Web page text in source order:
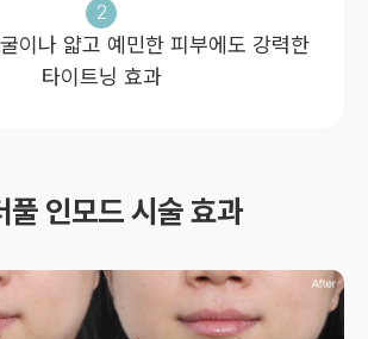
2
이나 얇고 예민한 피부에도 강력한
타이트닝 효과
풀 인모드 시술 효과